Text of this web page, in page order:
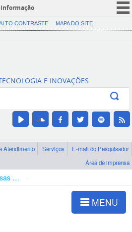
informação
CORONAVÍRUS (COVID-19)
Canais
CONTRASTE MAPA DO SITE
E INOVAÇÕES
Atendimento Serviços
E-mail do Pesquisador
Área de imprensa
Bolsas e Auxílios Vigentes
MENU